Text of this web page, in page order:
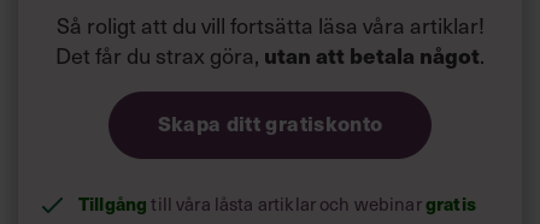
Så roligt att du vill fortsätta läsa våra artiklar!
Det får du strax göra, utan att betala något.
Skapa ditt gratiskonto
Tillgångtill våra låsta artiklar och webinargratis